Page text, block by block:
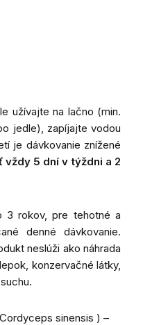
užívajte na lačno (min.
jedle), zapíjajte vodou
je dávkovanie znížené
vždy 5 dní v týždni a 2
3 rokov, pre tehotné a
denné dávkovanie.
neslúži ako náhrada
konzervačné látky,
Cordyceps sinensis ) –